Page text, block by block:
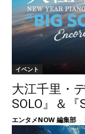
イベント
大江千里・
SOLO』＆『
エンタメNOW 編集部 -